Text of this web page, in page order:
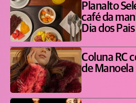
Planalto
café da
Dia dos Pais
Coluna RC
de